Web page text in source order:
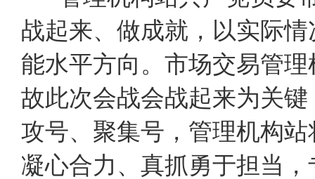
战起来、做成就，以实际
能水平方向。市场交易管
故此次会战会战起来为关
攻号、聚集号，管理机构
凝心合力、真抓勇于担当